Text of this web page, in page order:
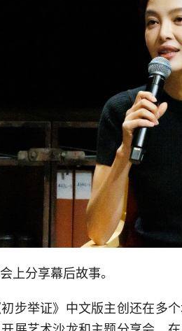
上分享幕后故事。
步举证》中文版主创还在多